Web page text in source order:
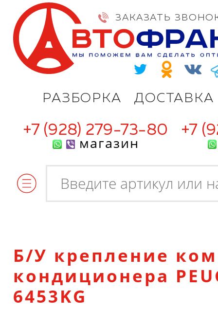
РАЗБОРКА ДОСТАВКА
ЗАКАЗАТЬ
+7 (928) 279-73-80
магазин
+7
Б/У крепление
кондиционера
6453KG